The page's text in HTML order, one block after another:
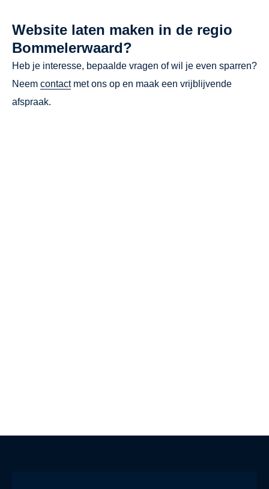
Website laten maken in de regio
Bommelerwaard?
Heb je interesse, bepaalde vragen of wil je even sparren?
Neem contactmet ons op en maak een vrijblijvende
afspraak.